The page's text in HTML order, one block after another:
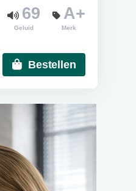
69
Geluid
A+
Merk
Bestellen